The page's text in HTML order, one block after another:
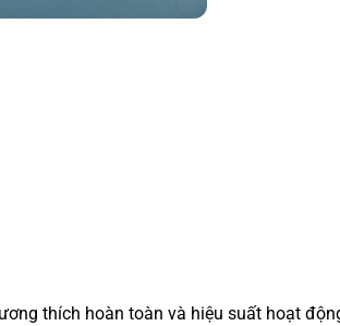
thích hoàn toàn và hiệu suất hoạt